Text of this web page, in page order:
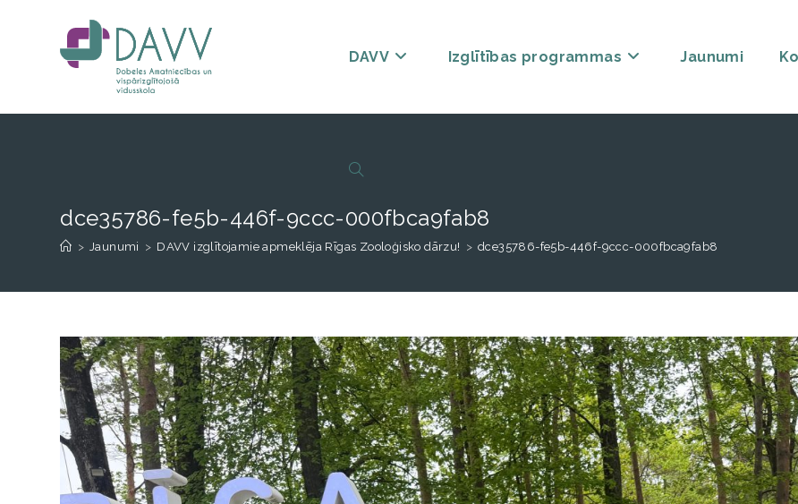
DAVV Izglītības programmas Jaunumi
dce35786-fe5b-446f-9ccc-000fbca9fab8
> Jaunumi > DAVV izglītojamie apmeklēja Rīgas Zooloģisko dārzu! > dce35786-fe5b-446f-9ccc-000fbca9fab8